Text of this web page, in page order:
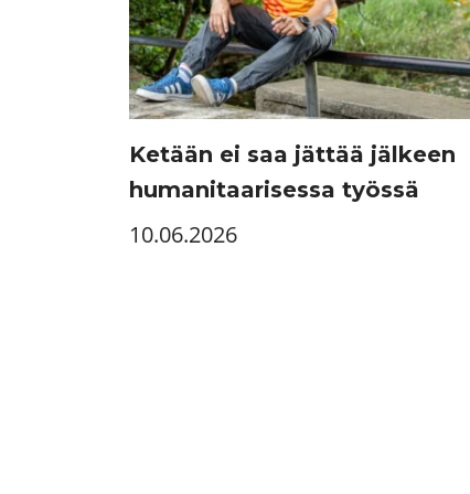
Ketään ei saa jättää jälkeen
humanitaarisessa työssä
10.06.2026